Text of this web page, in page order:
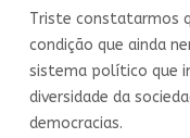
Triste constatarmos
condição que ainda
sistema político que
diversidade da
democracias.